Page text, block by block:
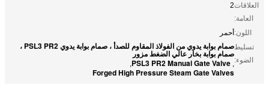
العلاقات
العامة:
2
اللون:أحمر
تسليط
الضوء:
صمام بوابة يدوي من الفولاذ المقاوم للصدأ ، صمام بوابة يدوي PSL3 PR2 ،
صمام بوابة بخار عالي الضغط مزور
,
PSL3 PR2 Manual Gate Valve
,
Forged High Pressure Steam Gate Valves